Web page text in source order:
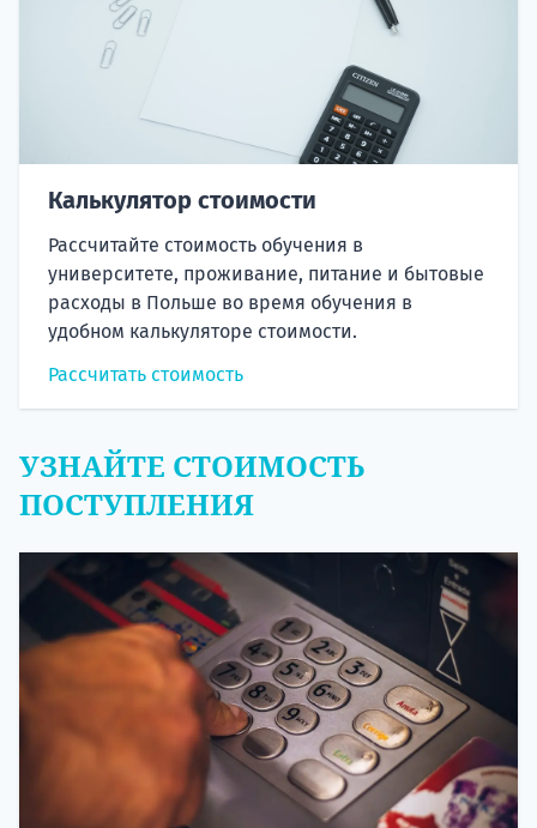
Калькулятор стоимости
Рассчитайте стоимость обучения в
университете, проживание, питание и бытовые
расходы в Польше во время обучения в
удобном калькуляторе стоимости.
Рассчитать стоимость
УЗНАЙТЕ СТОИМОСТЬ
ПОСТУПЛЕНИЯ